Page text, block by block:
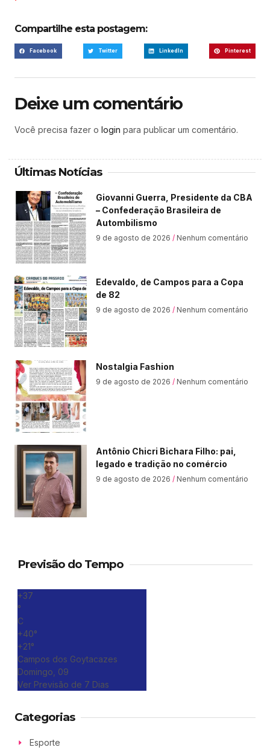
Compartilhe esta postagem:
Facebook Twitter LinkedIn Pinterest
Deixe um comentário
Você precisa fazer o login para publicar um comentário.
Últimas Notícias
Giovanni Guerra, Presidente da CBA
– Confederação Brasileira de
Autombilismo
9 de agosto de 2026 Nenhum comentário
Edevaldo, de Campos para a Copa
de 82
9 de agosto de 2026 Nenhum comentário
Nostalgia Fashion
9 de agosto de 2026 Nenhum comentário
Antônio Chicri Bichara Filho: pai,
legado e tradição no comércio
9 de agosto de 2026 Nenhum comentário
Previsão do Tempo
+37
°
C
+40°
+21°
Campos dos Goytacazes
Domingo, 09
Ver Previsão de 7 Dias
Categorias
Esporte